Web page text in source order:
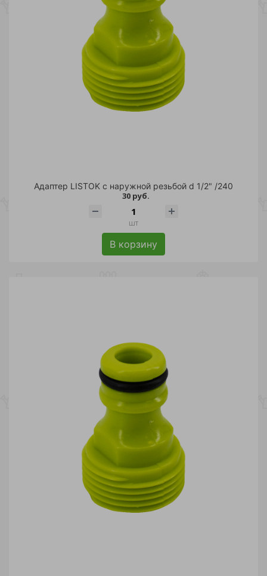
Адаптер LISTOK с наружной резьбой d 1/2" /240
30 руб.
шт
В корзину